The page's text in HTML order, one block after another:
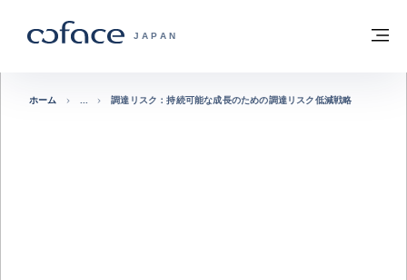
COFACE FOR TRADE - HOMEPAGE
JAPAN
ホームに戻る
ホーム 調達リスク：持続可能な成長のための調達リスク低減戦略